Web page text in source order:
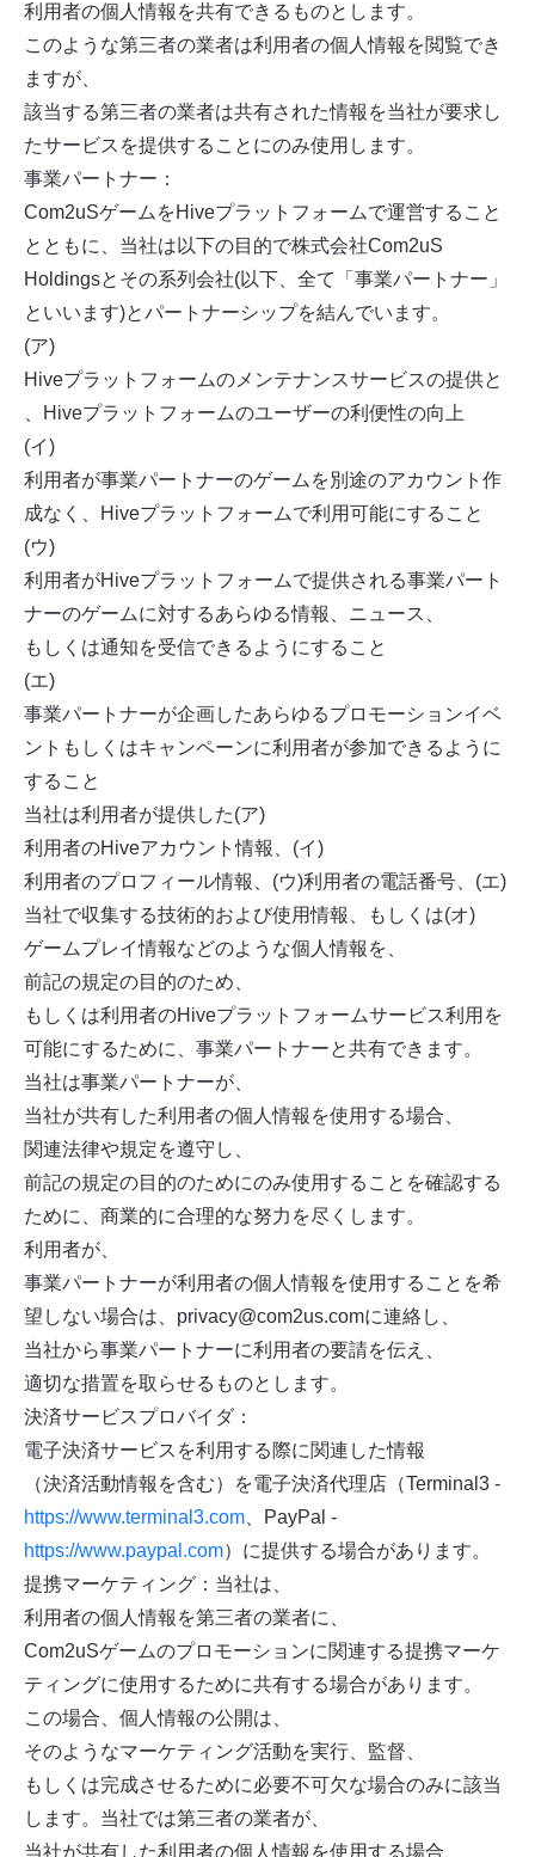
利用者の個人情報を共有できるものとします。
このような第三者の業者は利用者の個人情報を閲覧でき
ますが、
該当する第三者の業者は共有された情報を当社が要求し
たサービスを提供することにのみ使用します。
事業パートナー：
Com2uSゲームをHiveプラットフォームで運営すること
とともに、当社は以下の目的で株式会社Com2uS
Holdingsとその系列会社(以下、全て「事業パートナー」
といいます)とパートナーシップを結んでいます。
(ア)
Hiveプラットフォームのメンテナンスサービスの提供と
、Hiveプラットフォームのユーザーの利便性の向上
(イ)
利用者が事業パートナーのゲームを別途のアカウント作
成なく、Hiveプラットフォームで利用可能にすること
(ウ)
利用者がHiveプラットフォームで提供される事業パート
ナーのゲームに対するあらゆる情報、ニュース、
もしくは通知を受信できるようにすること
(エ)
事業パートナーが企画したあらゆるプロモーションイベ
ントもしくはキャンペーンに利用者が参加できるように
すること
当社は利用者が提供した(ア)
利用者のHiveアカウント情報、(イ)
利用者のプロフィール情報、(ウ)利用者の電話番号、(エ)
当社で収集する技術的および使用情報、もしくは(オ)
ゲームプレイ情報などのような個人情報を、
前記の規定の目的のため、
もしくは利用者のHiveプラットフォームサービス利用を
可能にするために、事業パートナーと共有できます。
当社は事業パートナーが、
当社が共有した利用者の個人情報を使用する場合、
関連法律や規定を遵守し、
前記の規定の目的のためにのみ使用することを確認する
ために、商業的に合理的な努力を尽くします。
利用者が、
事業パートナーが利用者の個人情報を使用することを希
望しない場合は、privacy@com2us.comに連絡し、
当社から事業パートナーに利用者の要請を伝え、
適切な措置を取らせるものとします。
決済サービスプロバイダ：
電子決済サービスを利用する際に関連した情報
（決済活動情報を含む）を電子決済代理店（Terminal3 -
https://www.terminal3.com 、PayPal -
https://www.paypal.com）に提供する場合があります。
提携マーケティング：当社は、
利用者の個人情報を第三者の業者に、
Com2uSゲームのプロモーションに関連する提携マーケ
ティングに使用するために共有する場合があります。
この場合、個人情報の公開は、
そのようなマーケティング活動を実行、監督、
もしくは完成させるために必要不可欠な場合のみに該当
します。当社では第三者の業者が、
当社が共有した利用者の個人情報を使用する場合、